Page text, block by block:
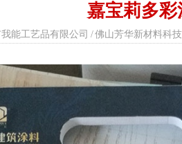
嘉宝莉多彩
能工艺品有限公司 / 佛山芳华新材料科技